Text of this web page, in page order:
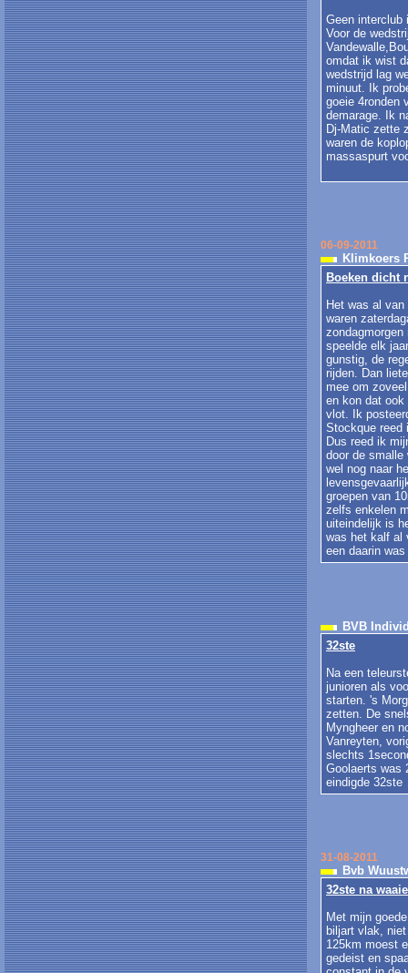
Geen interclub
Voor de
omdat ik wist
wedstrijd lag
minuut. Ik
goeie 4ronden
demarage. Ik
Dj-Matic zette
waren de
massaspurt
06-09-2011
Klimkoers
Boeken dicht
Het was al van
waren
speelde elk
gunstig, de
rijden. Dan
mee om
en kon dat ook
vlot. Ik
Stockque reed
Dus reed ik
door de
wel nog naar
groepen van
zelfs enkelen
uiteindelijk is
was het kalf al
een daarin
BVB
32ste
Na een
junioren als
starten. 's
zetten. De
Myngheer en
Vanreyten,
slechts
Goolaerts was
eindigde 32ste
31-08-2011
Bvb
32ste na
Met mijn
biljart vlak,
125km moest
gedeist en